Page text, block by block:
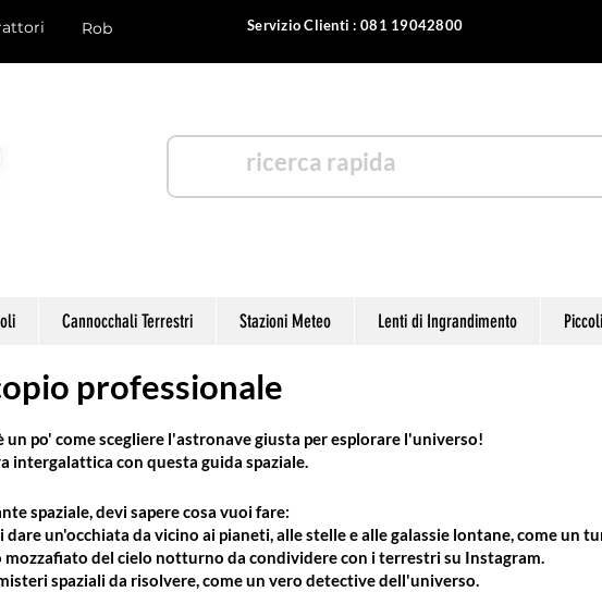
Robotica Servizio Clienti : 081 19042800
Cannocchali Terrestri Stazioni Meteo Lenti di Ingrandimento
professionale
un po' come scegliere l'astronave giusta per esplorare l'universo!
intergalattica con questa guida spaziale.
spaziale, devi sapere cosa vuoi fare:
un'occhiata da vicino ai pianeti, alle stelle e alle galassie lontane, come un
del cielo notturno da condividere con i terrestri su Instagram.
spaziali da risolvere, come un vero detective dell'universo.